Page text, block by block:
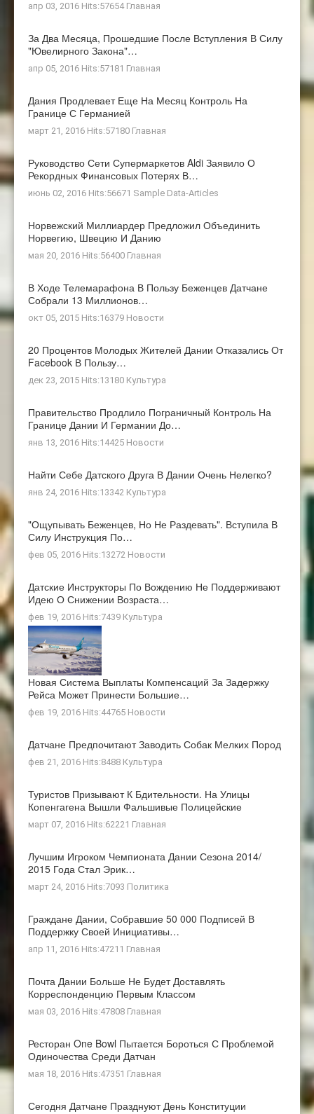
апр 03, 2016 Hits:57654 Главная
За Два Месяца, Прошедшие После Вступления В Силу
"ювелирного Закона"…
апр 05, 2016 Hits:57181 Главная
Дания Продлевает Еще На Месяц Контроль На
Границе С Германией
март 21, 2016 Hits:57180 Главная
Руководство Сети Супермаркетов Aldi Заявило О
Рекордных Финансовых Потерях В…
июнь 02, 2016 Hits:56671 Sample Data-Articles
Норвежский Миллиардер Предложил Объединить
Норвегию, Швецию И Данию
мая 20, 2016 Hits:56400 Главная
В Ходе Телемарафона В Пользу Беженцев Датчане
Собрали 13 Миллионов…
окт 05, 2015 Hits:16379 Новости
20 Процентов Молодых Жителей Дании Отказались От
Facebook В Пользу…
дек 23, 2015 Hits:13180 Культура
Правительство Продлило Пограничный Контроль На
Границе Дании И Германии До…
янв 13, 2016 Hits:14425 Новости
Найти Себе Датского Друга В Дании Очень Нелегко?
янв 24, 2016 Hits:13342 Культура
"Ощупывать Беженцев, Но Не Раздевать". Вступила В
Силу Инструкция По…
фев 05, 2016 Hits:13272 Новости
Датские Инструкторы По Вождению Не Поддерживают
Идею О Снижении Возраста…
фев 19, 2016 Hits:7439 Культура
Новая Система Выплаты Компенсаций За Задержку
Рейса Может Принести Большие…
фев 19, 2016 Hits:44765 Новости
Датчане Предпочитают Заводить Собак Мелких Пород
фев 21, 2016 Hits:8488 Культура
Туристов Призывают К Бдительности. На Улицы
Копенгагена Вышли Фальшивые Полицейские
март 07, 2016 Hits:62221 Главная
Лучшим Игроком Чемпионата Дании Сезона 2014/
2015 Года Стал Эрик…
март 24, 2016 Hits:7093 Политика
Граждане Дании, Собравшие 50 000 Подписей В
Поддержку Своей Инициативы…
апр 11, 2016 Hits:47211 Главная
Почта Дании Больше Не Будет Доставлять
Корреспонденцию Первым Классом
мая 03, 2016 Hits:47808 Главная
Ресторан One Bowl Пытается Бороться С Проблемой
Одиночества Среди Датчан
мая 18, 2016 Hits:47351 Главная
Сегодня Датчане Празднуют День Конституции